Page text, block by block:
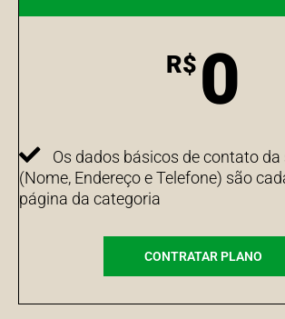
R$ 0
Os dados básicos de contato
(Nome, Endereço e Telefone) são
página da categoria
CONTRATAR PLANO